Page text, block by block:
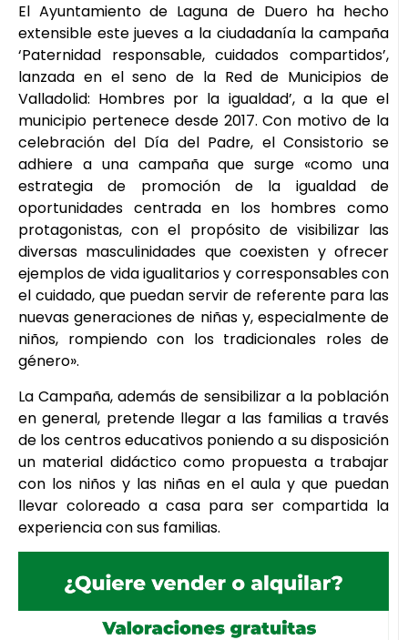
El Ayuntamiento de Laguna de Duero ha hecho
extensible este jueves a la ciudadanía la campaña
‘Paternidad responsable, cuidados compartidos’,
lanzada en el seno de la Red de Municipios de
Valladolid: Hombres por la igualdad’, a la que el
municipio pertenece desde 2017. Con motivo de la
celebración del Día del Padre, el Consistorio se
adhiere a una campaña que surge «como una
estrategia de promoción de la igualdad de
oportunidades centrada en los hombres como
protagonistas, con el propósito de visibilizar las
diversas masculinidades que coexisten y ofrecer
ejemplos de vida igualitarios y corresponsables con
el cuidado, que puedan servir de referente para las
nuevas generaciones de niñas y, especialmente de
niños, rompiendo con los tradicionales roles de
género».
La Campaña, además de sensibilizar a la población
en general, pretende llegar a las familias a través
de los centros educativos poniendo a su disposición
un material didáctico como propuesta a trabajar
con los niños y las niñas en el aula y que puedan
llevar coloreado a casa para ser compartida la
experiencia con sus familias.